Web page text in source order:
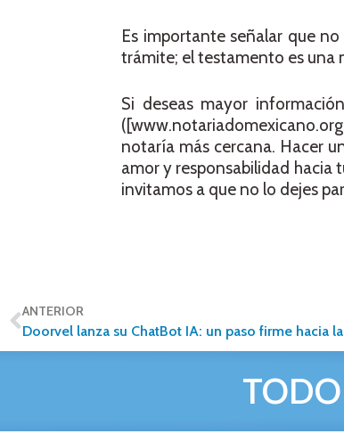
Es importante señalar que
trámite; el testamento es una
Si deseas mayor
notaría más cercana. Hacer
amor y responsabilidad hacia
invitamos a que no lo dejes
ANTERIOR